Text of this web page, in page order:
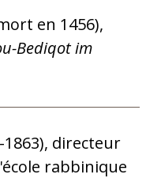
en 1456),
Bediqot im
directeur
rabbinique